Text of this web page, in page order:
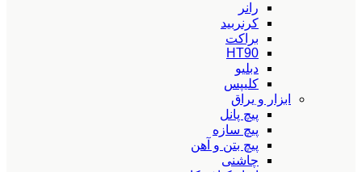
رانر
کرنربید
براکت
HT90
دبلیو
کلیپس
ابزار و یراق
پیچ پانل
پیچ سازه
پیچ بتن و آهن
چاشنی